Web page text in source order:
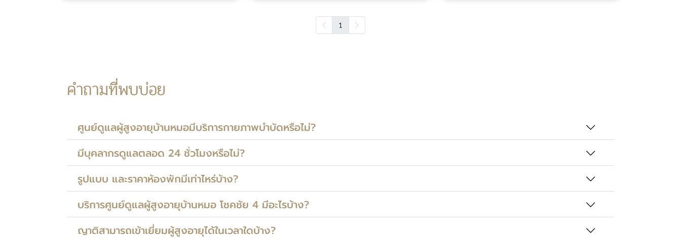
1
คำถามที่พบบ่อย
ศูนย์ดูแลผู้สูงอายุบ้านหมอมีบริการกายภาพบำบัดหรือไม่?
มีบุคลากรดูแลตลอด 24 ชั่วโมงหรือไม่?
รูปแบบ และราคาห้องพักมีเท่าไหร่บ้าง?
บริการศูนย์ดูแลผู้สูงอายุบ้านหมอ โชคชัย 4 มีอะไรบ้าง?
ญาติสามารถเข้าเยี่ยมผู้สูงอายุได้ในเวลาใดบ้าง?